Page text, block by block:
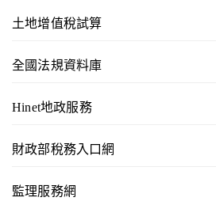
土地增值稅試算
全國法規資料庫
Hinet地政服務
財政部稅務入口網
監理服務網